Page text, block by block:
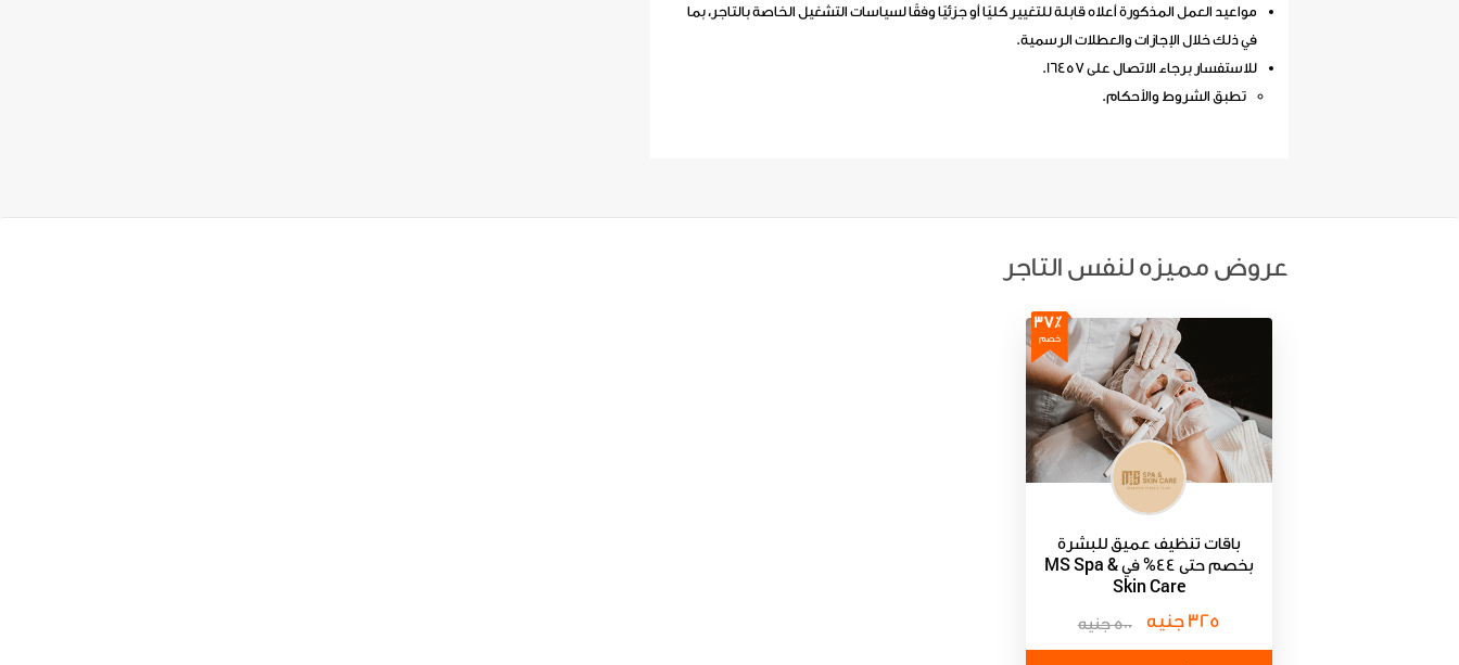
مواعيد العمل المذكورة أعلاه قابلة للتغيير كليًا أو جزئيًا وفقًا لسياسات التشغيل الخاصة بالتاجر، بما
في ذلك خلال الإجازات والعطلات الرسمية.
للاستفسار برجاء الاتصال على 16457.
تطبق الشروط والأحكام.
عروض مميزه لنفس التاجر
37٪
خصم
باقات تنظيف عميق للبشرة
بخصم حتى 44% في MS Spa &
Skin Care
325 جنيه 500 جنيه